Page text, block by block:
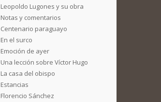
Leopoldo Lugones y su obra
Notas y comentarios
Centenario paraguayo
En el surco
Emoción de ayer
Una lección sobre Víctor Hugo
La casa del obispo
Estancias
Florencio Sánchez